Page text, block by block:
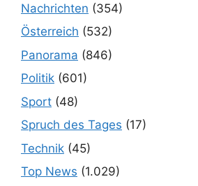
Nachrichten (354)
Österreich (532)
Panorama (846)
Politik (601)
Sport (48)
Spruch des Tages (17)
Technik (45)
Top News (1.029)